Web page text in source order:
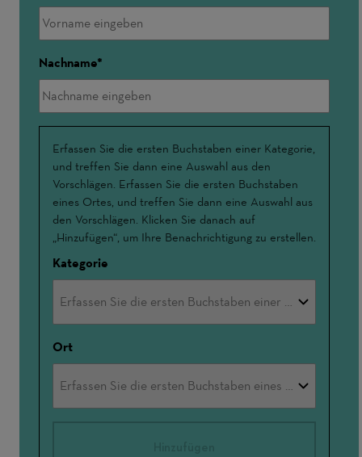
Nachname
Interessensschwerpunkte
Erfassen Sie die ersten Buchstaben einer Kategorie,
und treffen Sie dann eine Auswahl aus den
Vorschlägen. Erfassen Sie die ersten Buchstaben
eines Ortes, und treffen Sie dann eine Auswahl aus
den Vorschlägen. Klicken Sie danach auf
„Hinzufügen“, um Ihre Benachrichtigung zu erstellen.
Kategorie
Ort